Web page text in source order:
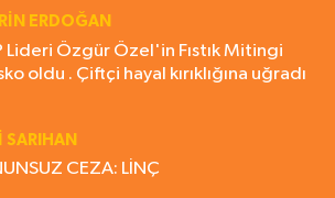
ERDOĞAN
Lideri Özgür Özel'in Fıstık Mitingi
oldu . Çiftçi hayal kırıklığına uğradı
SARIHAN
CEZA: LİNÇ